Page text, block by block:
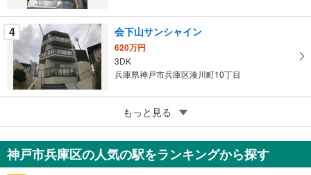
す
る
4 会下山サンシャイン
620万円
3DK
兵庫県神戸市兵庫区湊川町10丁目
成約でもらえる
シーガルパレス神戸山の手
850万円
3SLDK
もっと見る
神戸市兵庫区の人気の駅をランキングから探す